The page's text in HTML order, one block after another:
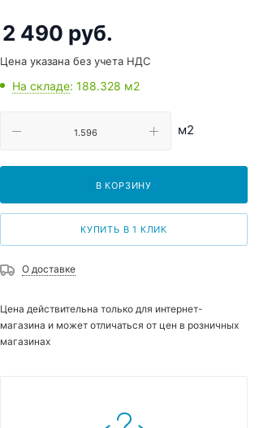
2 490 руб.
Цена указана без учета НДС
На складе: 188.328 м2
м2
В КОРЗИНУ
КУПИТЬ В 1 КЛИК
О доставке
Цена действительна только для интернет-
магазина и может отличаться от цен в розничных
магазинах